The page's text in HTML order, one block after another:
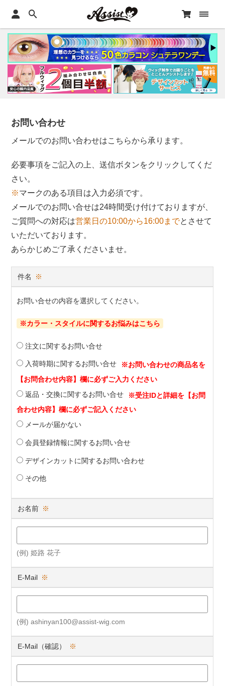
お問い合わせ
メールでのお問い合わせはこちらから承ります。
必要事項をご記入の上、送信ボタンをクリックしてくだ
さい。
※マークのある項目は入力必須です。
メールでのお問い合せは24時間受け付けておりますが、
ご質問への対応は営業日の10:00から16:00までとさせて
いただいております。
あらかじめご了承くださいませ。
件名 ※
お問い合せの内容を選択してください。
※カラー・スタイルに関するお悩みはこちら
注文に関するお問い合せ
入荷時期に関するお問い合せ
返品・交換に関するお問い合せ
メールが届かない
会員登録情報に関するお問い合せ
デザインカットに関するお問い合わせ
その他
お名前 ※
(例) 姫路 花子
E-Mail ※
(例) ashinyan100@assist-wig.com
E-Mail（確認） ※